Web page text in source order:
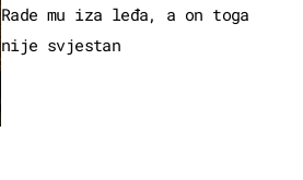
Rade mu iza leđa, a on toga
nije svjestan